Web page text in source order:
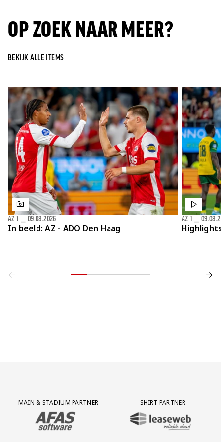
OP ZOEK NAAR MEER?
BEKIJK ALLE ITEMS
In beeld: AZ - ADO Den Haag
AZ 1 09.08.2026 AZ 1
Partner Logos Grid
MAIN & STADIUM PARTNER
BEZOEK ONZE MAIN & STADIUM PARTNER AFAS SOFTWARE
SHIRT PARTNER
BEZOEK ONZE SHIRT PARTNER